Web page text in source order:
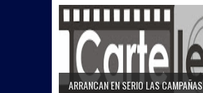
ARRANCAN EN SERIO LAS CAMPAÑAS